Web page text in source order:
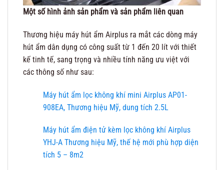
Một số hình ảnh sản phẩm và sản phẩm liên quan
Thương hiệu máy hút ẩm Airplus ra mắt các dòng máy
hút ẩm dân dụng có công suất từ 1 đến 20 lít với thiết
kế tinh tế, sang trọng và nhiều tính năng ưu việt với
các thông số như sau:
Máy hút ẩm lọc không khí mini Airplus AP01-
908EA, Thương hiệu Mỹ, dung tích 2.5L
Máy hút ẩm điện tử kèm lọc không khí Airplus
YHJ-A Thương hiệu Mỹ, thế hệ mới phù hợp diện
tích 5 – 8m2